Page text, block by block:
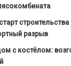
разрыв
с костёлом: